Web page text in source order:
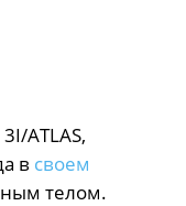
ATLAS,
в своем
телом.